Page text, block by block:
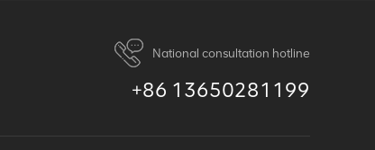
National consultation hotline
+86 13650281199